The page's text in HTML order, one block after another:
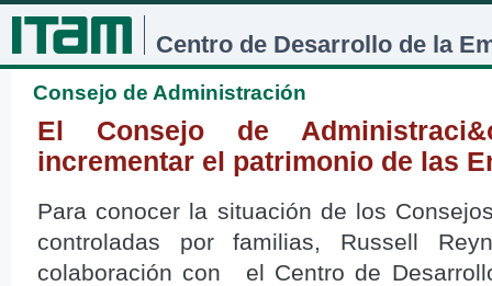
Centro de Desarrollo de la
Consejo de Administración
El Consejo de
incrementar el patrimonio de las
Para conocer la situación de los
controladas por familias, Russell
colaboración con el Centro de